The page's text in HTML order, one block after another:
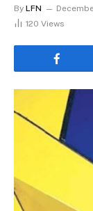
By LFN
120 Views